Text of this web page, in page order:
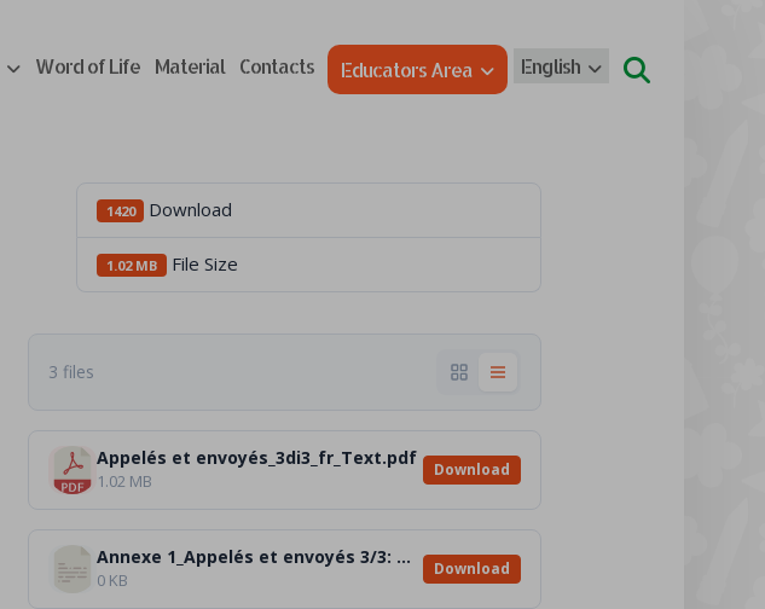
Word of Life Material Contacts Educators Area English
1420 Download
1.02 MB File Size
3 files
Appelés et envoyés_3di3_fr_Text.pdf
1.02 MB
Download
Annexe 1_Appelés et envoyés 3/3: Une lumière parvenue à beaucoup dans le monde entier !
0 KB
Download